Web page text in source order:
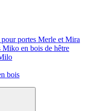
portes Merle et Mira
Miko en bois de hêtre
bois